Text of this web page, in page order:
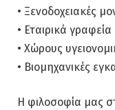
• Ξενοδοχειακές
• Εταιρικά γραφεία
• Χώρους
• Βιομηχανικές
Η φιλοσοφία μας